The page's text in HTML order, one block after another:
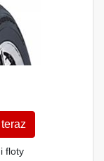
floty